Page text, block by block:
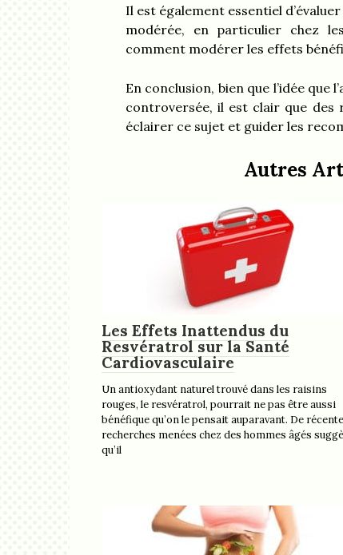
Il est également essentiel
modérée, en particulier chez
comment modérer les effets
En conclusion, bien que l’idée que
controversée, il est clair que des
éclairer ce sujet et guider les
Autres
Les Effets Inattendus du
Resvératrol sur la Santé
Cardiovasculaire
Un antioxydant naturel trouvé dans les raisins
rouges, le resvératrol, pourrait ne pas être aussi
bénéfique qu’on le pensait auparavant. De
recherches menées chez des hommes âgés
qu’il